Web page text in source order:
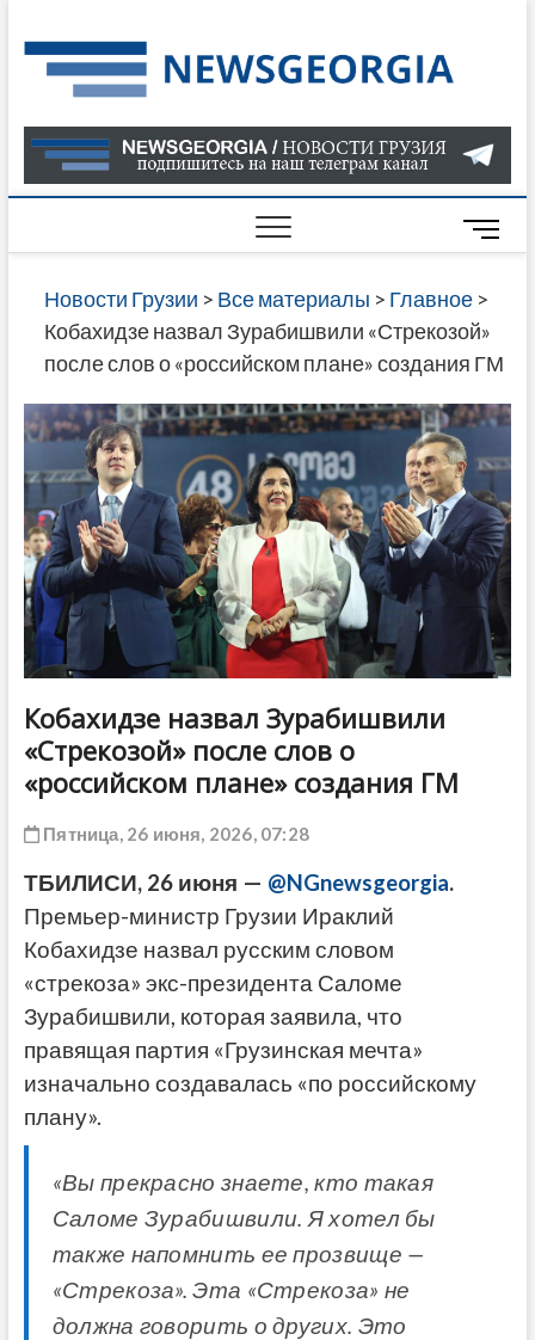
to
content
О
В
ГРУЗИИ
САЙТЕ
M
e
n
u
B
t
n
Новости Грузии > Все материалы > Главное>
Кобахидзе назвал Зурабишвили «Стрекозой»
после слов о «российском плане» создания ГМ
Кобахидзе назвал Зурабишвили
«Стрекозой» после слов о
«российском плане» создания ГМ
Пятница, 26 июня, 2026, 07:28
ТБИЛИСИ, 26 июня — @NGnewsgeorgia.
Премьер-министр Грузии Ираклий
Кобахидзе назвал русским словом
«стрекоза» экс-президента Саломе
Зурабишвили, которая заявила, что
правящая партия «Грузинская мечта»
изначально создавалась «по российскому
плану».
«Вы прекрасно знаете, кто такая
Саломе Зурабишвили. Я хотел бы
также напомнить ее прозвище —
«Стрекоза». Эта «Стрекоза» не
должна говорить о других. Это